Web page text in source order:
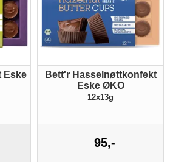
Eske
Bett'r Hasselnøttkonfekt
Eske ØKO
12x13g
95,-